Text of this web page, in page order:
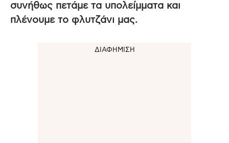
συνήθως πετάμε τα υπολείμματα και
πλένουμε το φλυτζάνι μας.